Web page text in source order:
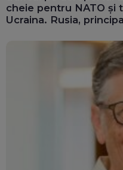
cheie pentru NATO și
Ucraina. Rusia,